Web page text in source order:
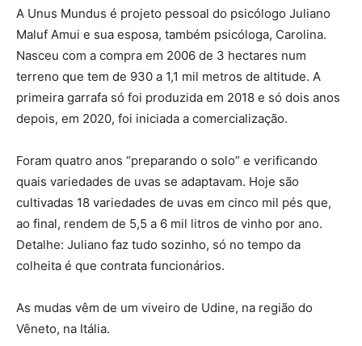
A Unus Mundus é projeto pessoal do psicólogo Juliano
Maluf Amui e sua esposa, também psicóloga, Carolina.
Nasceu com a compra em 2006 de 3 hectares num
terreno que tem de 930 a 1,1 mil metros de altitude. A
primeira garrafa só foi produzida em 2018 e só dois anos
depois, em 2020, foi iniciada a comercialização.
Foram quatro anos “preparando o solo” e verificando
quais variedades de uvas se adaptavam. Hoje são
cultivadas 18 variedades de uvas em cinco mil pés que,
ao final, rendem de 5,5 a 6 mil litros de vinho por ano.
Detalhe: Juliano faz tudo sozinho, só no tempo da
colheita é que contrata funcionários.
As mudas vêm de um viveiro de Udine, na região do
Vêneto, na Itália.